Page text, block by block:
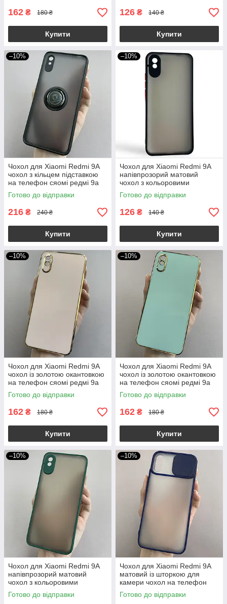
162 ₴ 180 ₴
Купити
126 ₴ 140 ₴
Купити
–10%
Чохол для Xiaomi Redmi 9A
чохол з кільцем підставкою
на телефон сяомі редмі 9а
чорний t8b
Готово до відправки
216 ₴ 240 ₴
Купити
–10%
Чохол для Xiaomi Redmi 9A
напівпрозорий матовий
чохол з кольоровими
бортами на телефон сяомі
редмі 9а чорний tcb
Готово до відправки
126 ₴ 140 ₴
Купити
–10%
Чохол для Xiaomi Redmi 9A
чохол із золотою окантовкою
на телефон сяомі редмі 9а
пудровий h7y
Готово до відправки
162 ₴ 180 ₴
Купити
–10%
Чохол для Xiaomi Redmi 9A
чохол із золотою окантовкою
на телефон сяомі редмі 9а
бірюзовий h7y
Готово до відправки
162 ₴ 180 ₴
Купити
–10%
Чохол для Xiaomi Redmi 9A
напівпрозорий матовий
чохол з кольоровими
бортами на сяомі редмі 9а
темно-зелений tcb
Готово до відправки
–10%
Чохол для Xiaomi Redmi 9A
матовий із шторкою для
камери чохол на телефон
сяомі редмі 9а темно-синій
Cur
Готово до відправки